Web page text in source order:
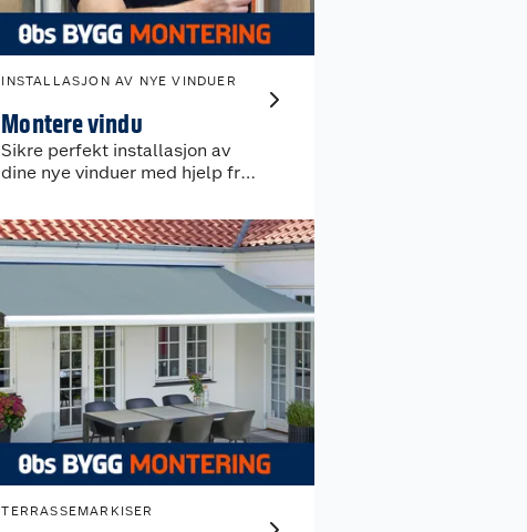
INSTALLASJON AV NYE VINDUER
Montere vindu
Sikre perfekt installasjon av
dine nye vinduer med hjelp fra
TERRASSEMARKISER